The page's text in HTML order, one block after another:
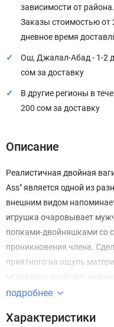
зависимости от района.
Заказы стоимостью от
дневное время
Ош, Джалал-Абад - 1-2
сом за доставку
В другие регионы в
200 сом за доставку
Описание
Реалистичная двойная
Ass"является одной из
внешним видом
игрушка очаровывает
попками-двойняшками со
проникновения члена.
приятного на ощупь
мгновенно возбудит
нежной поверхностью
понадобиться очень много
подробнее
Характеристики